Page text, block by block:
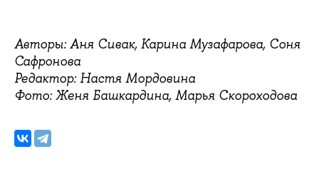
Авторы: Аня Сивак, Карина Музафарова, Соня
Сафронова
Редактор: Настя Мордовина
Фото: Женя Башкардина, Марья Скороходова